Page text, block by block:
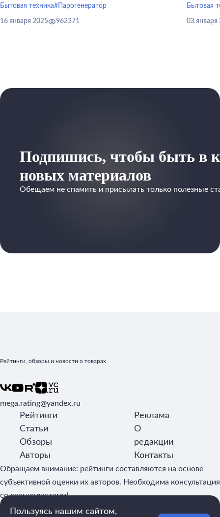
Бытовая техника#Парогенератор
16 января 2025 962371
Бытовая
03 января
Подпишись, чтобы быть в
новых материалов
Обещаем не спамить и присылать только полезные
Рейтинги, обзоры и новости о товарах
mega.rating@yandex.ru
Рейтинги
Статьи
Обзоры
Авторы
Реклама
О
редакции
Контакты
Обращаем внимание: рейтинги составляются на основе
субъективной оценки их авторов. Необходима консультация
со специалистами!
Пользуясь нашим сайтом,